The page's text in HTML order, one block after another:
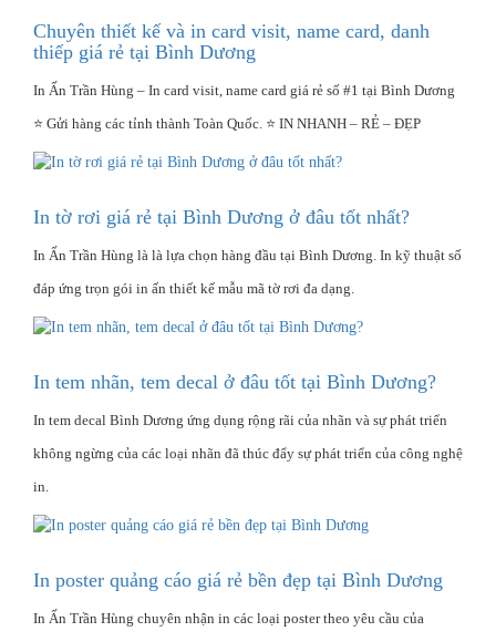
Chuyên thiết kế và in card visit, name card, danh
thiếp giá rẻ tại Bình Dương
In Ấn Trần Hùng – In card visit, name card giá rẻ số #1 tại Bình Dương
⭐ Gửi hàng các tỉnh thành Toàn Quốc. ⭐ IN NHANH – RẺ – ĐẸP
In tờ rơi giá rẻ tại Bình Dương ở đâu tốt nhất?
In Ấn Trần Hùng là là lựa chọn hàng đầu tại Bình Dương. In kỹ thuật số
đáp ứng trọn gói in ấn thiết kế mẫu mã tờ rơi đa dạng.
In tem nhãn, tem decal ở đâu tốt tại Bình Dương?
In tem decal Bình Dương ứng dụng rộng rãi của nhãn và sự phát triển
không ngừng của các loại nhãn đã thúc đẩy sự phát triển của công nghệ
in.
In poster quảng cáo giá rẻ bền đẹp tại Bình Dương
In Ấn Trần Hùng chuyên nhận in các loại poster theo yêu cầu của